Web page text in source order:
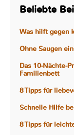
Beliebte
Was hilft gegen
Ohne Saugen
Das 10-Nächte-
Familienbett
8 Tipps für
Schnelle Hilfe
8 Tipps für